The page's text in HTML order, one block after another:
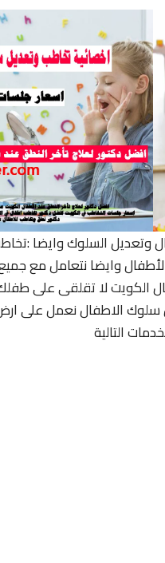
وتعديل السلوك وايضا
وايضا نتعامل مع
الكويت لا تقلقى على
سلوك الاطفال نعمل على
التالية